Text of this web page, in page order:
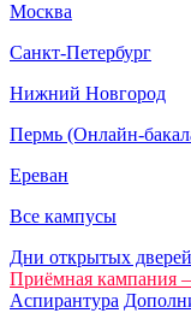
Москва
Санкт-Петербург
Нижний Новгород
Пермь (Онлайн-
Ереван
Все кампусы
Дни открытых дверей
Приёмная кампания
Аспирантура